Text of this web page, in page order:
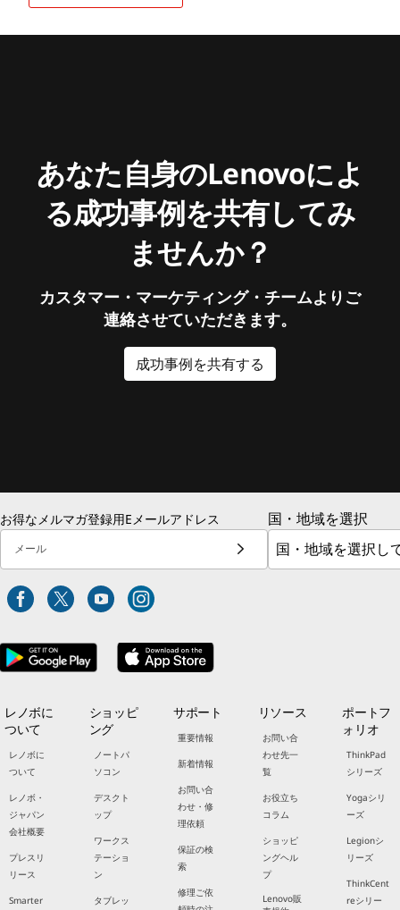
あなた自身のLenovoによ
る成功事例を共有してみ
ませんか？
カスタマー・マーケティング・チームよりご
連絡させていただきます。
成功事例を共有する
お得なメルマガ登録用Eメールアドレス
メール
国・地域を選択
レノボに
ついて
レノボに
ついて
レノボ・
ジャパン
会社概要
プレスリ
リース
Smarter
ショッピ
ング
ノートパ
ソコン
デスクト
ップ
ワークス
テーショ
ン
タブレッ
サポート
重要情報
新着情報
お問い合
わせ・修
理依頼
保証の検
索
修理ご依
リソース
お問い合
わせ先一
覧
お役立ち
コラム
ショッピ
ングヘル
プ
Lenovo販
ポートフ
ォリオ
ThinkPad
シリーズ
Yogaシリ
ーズ
Legionシ
リーズ
ThinkCent
reシリー